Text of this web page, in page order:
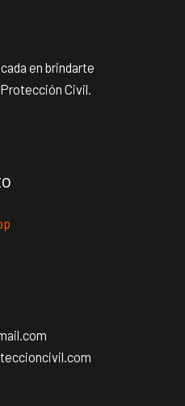
en brindarte
Civil.